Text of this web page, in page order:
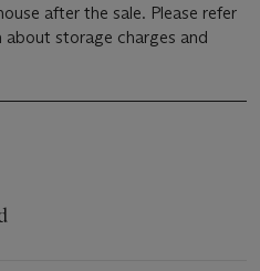
after the sale. Please refer
storage charges and